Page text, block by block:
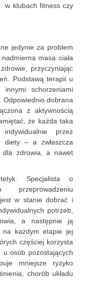
w klubach fitness czy
jedynie za problem
masa ciała
przyczyniając
Podstawą terapii u
schorzeniami
Odpowiednio dobrana
z aktywnością
że każda taka
przez
diety – a zwłaszcza
dla zdrowia, a nawet
Specjalista o
przeprowadzeniu
w stanie dobrać i
potrzeb,
a następnie ją
na każdym etapie jej
częściej korzysta
u osób pozostających
mniejsze ryzyko
chorób układu